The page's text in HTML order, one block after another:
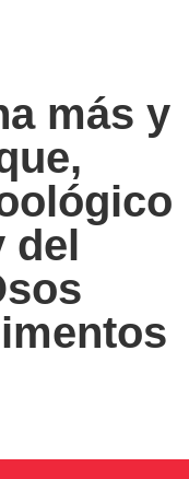
más y
del